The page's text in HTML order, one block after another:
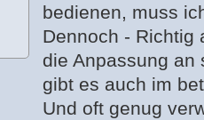
bedienen, muss
Dennoch - Richtig
die Anpassung an
gibt es auch im
Und oft genug